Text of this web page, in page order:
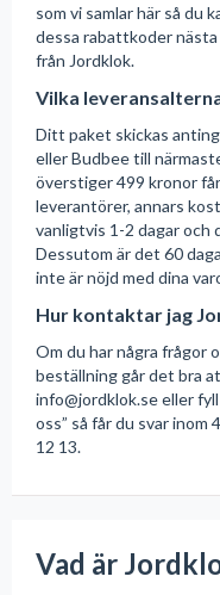
som vi samlar här så du
dessa rabattkoder
från Jordklok.
Vilka
Ditt paket skickas
eller Budbee till
överstiger 499 kronor
leverantörer, annars
vanligtvis 1-2 dagar och
Dessutom är det 60
inte är nöjd med dina
Hur kontaktar jag
Om du har några frågor
beställning går det bra
info@jordklok.seeller
oss” så får du svar inom
12 13.
Vad är